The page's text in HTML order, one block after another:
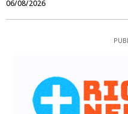
06/08/2026